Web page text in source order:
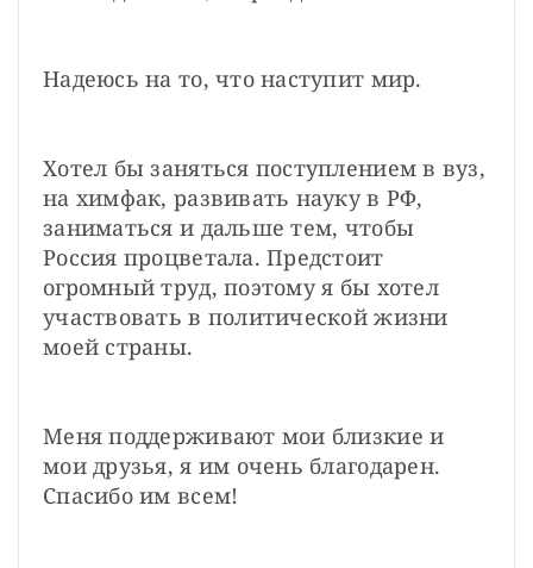
Надеюсь на то, что наступит мир.
Хотел бы заняться поступлением в вуз,
на химфак, развивать науку в РФ,
заниматься и дальше тем, чтобы
Россия процветала. Предстоит
огромный труд, поэтому я бы хотел
участвовать в политической жизни
моей страны.
Меня поддерживают мои близкие и
мои друзья, я им очень благодарен.
Спасибо им всем!